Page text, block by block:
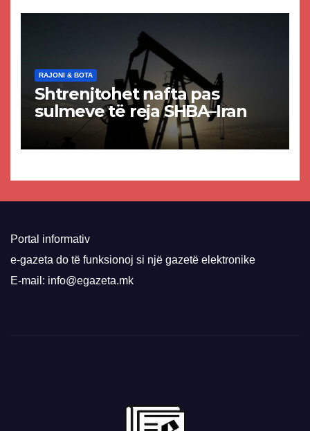
RAJONI & BOTA
Shtrenjtohet nafta pas
sulmeve të reja SHBA–Iran
Portal informativ
e-gazeta do të funksionoj si një gazetë elektronike
E-mail: info@egazeta.mk